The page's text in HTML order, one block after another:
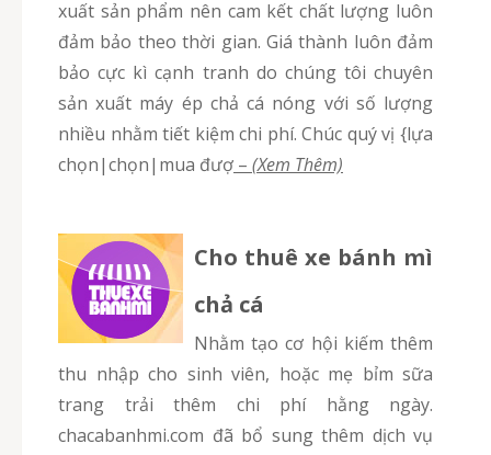
xuất sản phẩm nên cam kết chất lượng luôn
đảm bảo theo thời gian. Giá thành luôn đảm
bảo cực kì cạnh tranh do chúng tôi chuyên
sản xuất máy ép chả cá nóng với số lượng
nhiều nhằm tiết kiệm chi phí. Chúc quý vị {lựa
chọn|chọn|mua đượ – (Xem Thêm)
Cho thuê xe bánh mì
chả cá
Nhằm tạo cơ hội kiếm thêm
thu nhập cho sinh viên, hoặc mẹ bỉm sữa
trang trải thêm chi phí hằng ngày.
chacabanhmi.com đã bổ sung thêm dịch vụ